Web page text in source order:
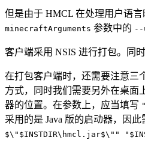
但是由于 HMCL 在处理用户语
minecraftArguments 参数中的 --
客户端采用 NSIS 进行打包。同
在打包客户端时，还需要注意三
方式，同时我们需要另外在桌面
器的位置。在参数上，应当填写
采用的是 Java 版的启动器，因
$\"$INSTDIR\hmcl.jar$\""